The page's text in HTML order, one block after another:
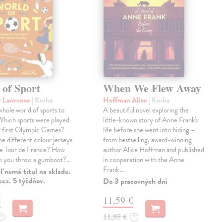
Sport
| Kniha
world of sports to
sports were played
Olympic Games?
different colour jerseys
Tour de France? How
you throw a gumboot?…
nemá titul na sklade.
5 týždňov.
?
When We Flew Away
Hoffman Alice | Kniha
A beautiful novel exploring the
little-known story of Anne Frank's
life before she went into hiding –
from bestselling, award-winning
author Alice Hoffman and published
in cooperation with the Anne
Frank…
Do 3 pracovných dní
11,59 €
11,95 € ?